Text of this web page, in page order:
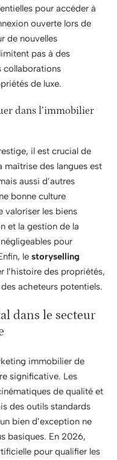
pour accéder à
ouverte lors de
de nouvelles
pas à des
collaborations
de luxe.
dans l’immobilier
il est crucial de
maîtrise des langues est
aussi d’autres
bonne culture
valoriser les biens
et la gestion de la
pour
le storyselling
l’histoire des propriétés,
acheteurs potentiels.
dans le secteur
immobilier de
significative. Les
de qualité et
des outils standards
bien d’exception ne
basiques. En 2026,
pour qualifier les